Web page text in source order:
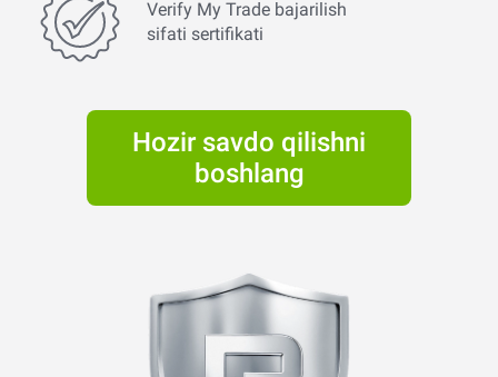
Verify My Trade bajarilish
sifati sertifikati
Hozir savdo qilishni
boshlang